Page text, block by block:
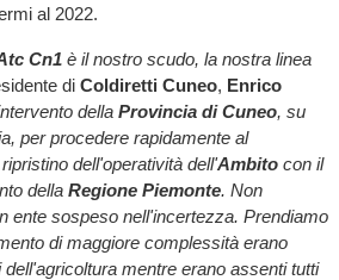
al 2022.
Cn1è il nostro scudo, la nostra linea
di Coldiretti Cuneo, Enrico
della Provincia di Cuneo, su
per procedere rapidamente al
dell'operatività dell'Ambitocon il
della Regione Piemonte. Non
ente sospeso nell'incertezza. Prendiamo
di maggiore complessità erano
mentre erano assenti tutti